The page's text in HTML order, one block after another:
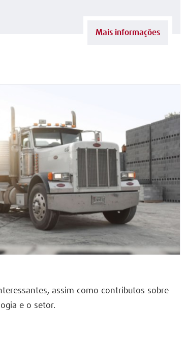
Mais informações
assim como contributos sobre
e o setor.